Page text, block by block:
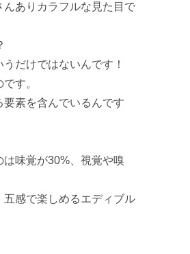
ありカラフルな見た目で
だけではないんです！
す。
素を含んでいるんです
味覚が30%、視覚や嗅
感で楽しめるエディブル